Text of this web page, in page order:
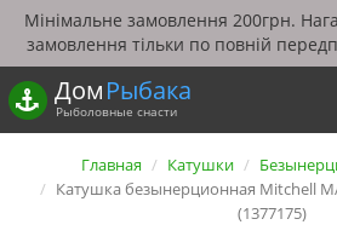
Мінімальне замовлення 200грн.
замовлення тільки по повній
ДомРыбака
Рыболовные снасти
Главная Катушки
Катушка безынерционная Mitchell
(1377175)